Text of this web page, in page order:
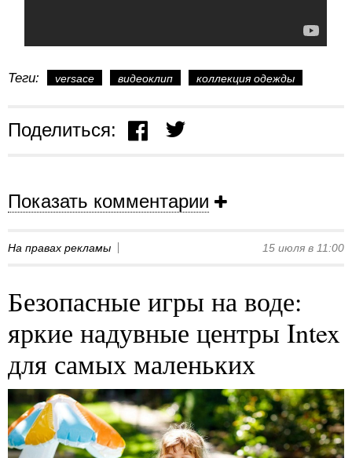
Теги: versace видеоклип коллекция одежды
Поделиться:
Показать комментарии
На правах рекламы 15 июля в 11:00
Безопасные игры на воде:
яркие надувные центры Intex
для самых маленьких